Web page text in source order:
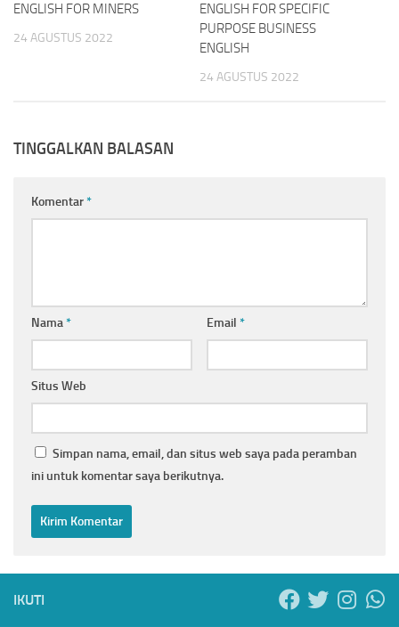
ENGLISH FOR MINERS
24 AGUSTUS 2022
ENGLISH FOR SPECIFIC
PURPOSE BUSINESS
ENGLISH
24 AGUSTUS 2022
TINGGALKAN BALASAN
Komentar*
Nama* Email *
Situs Web
Simpan nama, email, dan situs web saya pada peramban
ini untuk komentar saya berikutnya.
IKUTI